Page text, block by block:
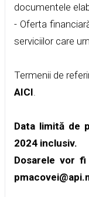
documentele
- Oferta
serviciilor care
Termenii de
AICI
Data limită de
2024 inclusiv.
Dosarele vor